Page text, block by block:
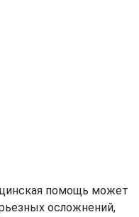
помощь может
осложнений,